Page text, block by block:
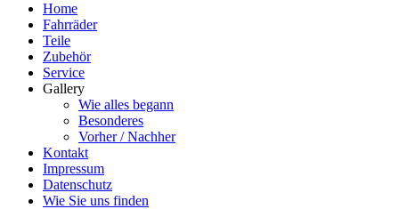
Home
Fahrräder
Teile
Zubehör
Service
Gallery
Wie alles begann
Besonderes
Vorher / Nachher
Kontakt
Impressum
Datenschutz
Wie Sie uns finden